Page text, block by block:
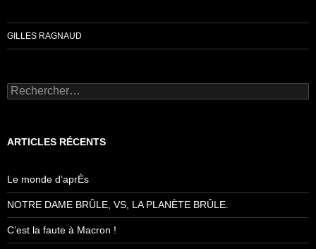
GILLES RAGNAUD
Rechercher :
ARTICLES RÉCENTS
Le monde d’aprÈs
NOTRE DAME BRÛLE, VS, LA PLANÈTE BRÛLE.
C’est la faute à Macron !